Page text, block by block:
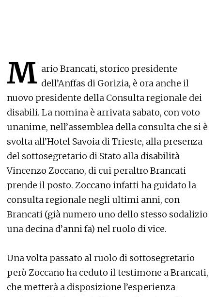
M ario Brancati, storico presidente
dell’Anffas di Gorizia, è ora anche il
nuovo presidente della Consulta regionale dei
disabili. La nomina è arrivata sabato, con voto
unanime, nell’assemblea della consulta che si è
svolta all’Hotel Savoia di Trieste, alla presenza
del sottosegretario di Stato alla disabilità
Vincenzo Zoccano, di cui peraltro Brancati
prende il posto. Zoccano infatti ha guidato la
consulta regionale negli ultimi anni, con
Brancati (già numero uno dello stesso sodalizio
una decina d’anni fa) nel ruolo di vice.
Una volta passato al ruolo di sottosegretario
però Zoccano ha ceduto il testimone a Brancati,
che metterà a disposizione l’esperienza